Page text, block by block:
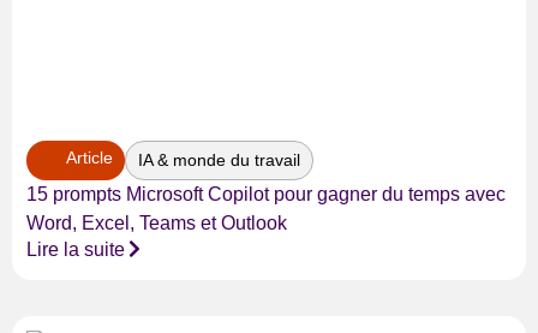
Article IA & monde du travail
15 prompts Microsoft Copilot pour gagner du temps avec
Word, Excel, Teams et Outlook
Lire la suite